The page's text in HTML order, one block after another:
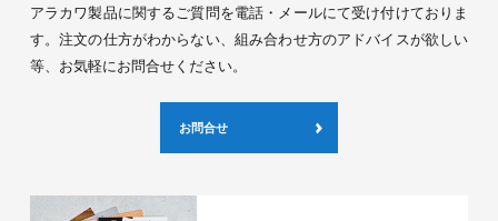
アラカワ製品に関するご質問を電話・メールにて受け付けておりま
す。注文の仕方がわからない、組み合わせ方のアドバイスが欲しい
等、お気軽にお問合せください。
お問合せ